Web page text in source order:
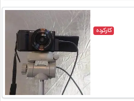
کارکرده